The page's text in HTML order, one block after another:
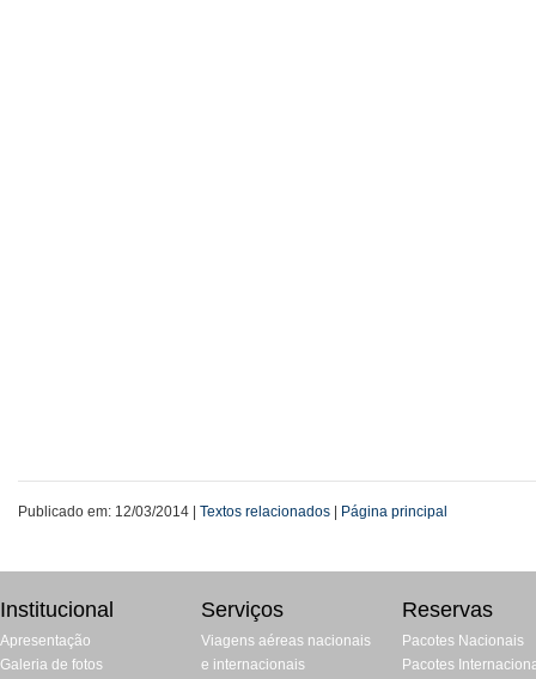
Publicado em: 12/03/2014 | Textos relacionados Página principal
Institucional
Apresentação
Galeria de fotos
Serviços
Viagens aéreas nacionais
e internacionais
Reservas
Pacotes Nacionais
Pacotes